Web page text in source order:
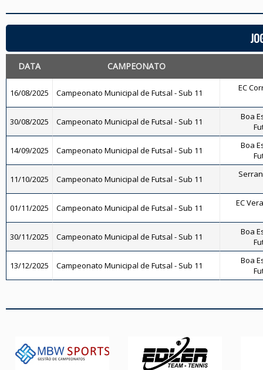
DATA CAMPEONATO
16/08/2025 Campeonato Municipal de Futsal - Sub 11 EC
30/08/2025 Campeonato Municipal de Futsal - Sub 11
Boa
14/09/2025 Campeonato Municipal de Futsal - Sub 11
Boa
11/10/2025 Campeonato Municipal de Futsal - Sub 11
01/11/2025 Campeonato Municipal de Futsal - Sub 11 EC
30/11/2025 Campeonato Municipal de Futsal - Sub 11
Boa
13/12/2025 Campeonato Municipal de Futsal - Sub 11
Boa